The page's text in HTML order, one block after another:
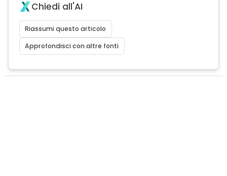
Chiedi all'AI
Riassumi questo articolo
Approfondisci con altre fonti